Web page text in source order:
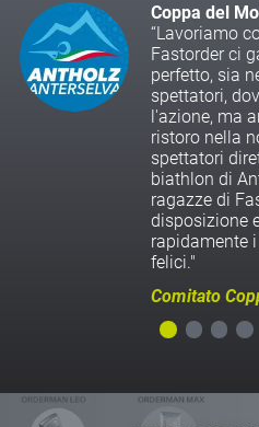
Coppa del
“Lavoriamo
Fastorder ci
perfetto, sia
spettatori,
l'azione, ma
ristoro nella
spettatori
biathlon di
ragazze di
disposizione
rapidamente
felici."
Comitato